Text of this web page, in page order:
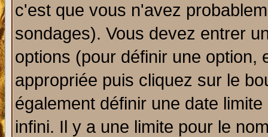
c'est que vous n'avez
sondages). Vous devez entrer
options (pour définir une option,
appropriée puis cliquez sur le
également définir une date
infini. Il y a une limite pour le